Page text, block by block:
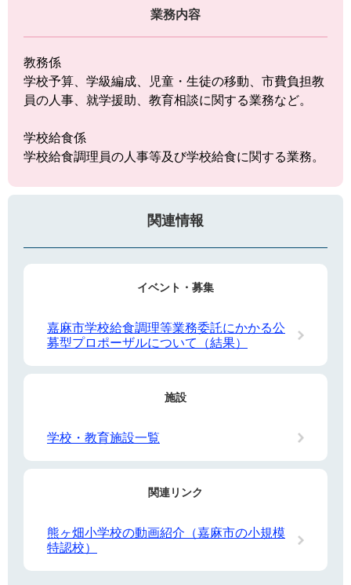
業務内容
教務係
学校予算、学級編成、児童・生徒の移動、市費負担教
員の人事、就学援助、教育相談に関する業務など。
学校給食係
学校給食調理員の人事等及び学校給食に関する業務。
関連情報
イベント・募集
嘉麻市学校給食調理等業務委託にかかる公
募型プロポーザルについて（結果）
施設
学校・教育施設一覧
関連リンク
熊ヶ畑小学校の動画紹介（嘉麻市の小規模
特認校）